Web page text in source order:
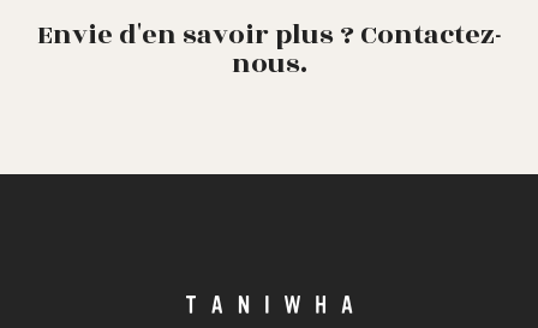
Envie d'en savoir plus ? Contactez-
nous.